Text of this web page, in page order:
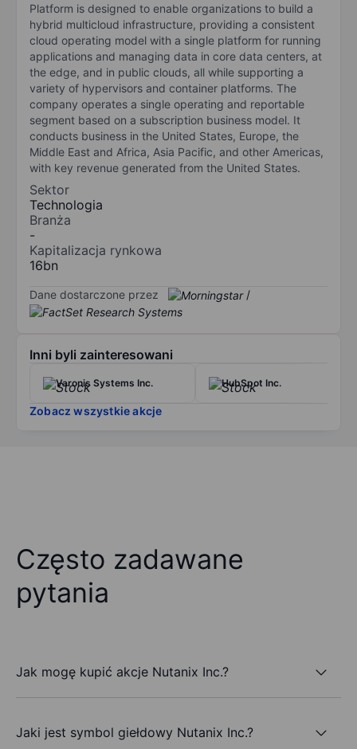
Platform is designed to enable organizations to build a
hybrid multicloud infrastructure, providing a consistent
cloud operating model with a single platform for running
applications and managing data in core data centers, at
the edge, and in public clouds, all while supporting a
variety of hypervisors and container platforms. The
company operates a single operating and reportable
segment based on a subscription business model. It
conducts business in the United States, Europe, the
Middle East and Africa, Asia Pacific, and other Americas,
with key revenue generated from the United States.
Sektor
Technologia
Branża
-
Kapitalizacja rynkowa
16bn
Dane dostarczone przez /
Inni byli zainteresowani
Varonis Systems Inc. HubSpot Inc.
Zobacz wszystkie akcje
Często zadawane
pytania
Jak mogę kupić akcje Nutanix Inc.?
Jaki jest symbol giełdowy Nutanix Inc.?